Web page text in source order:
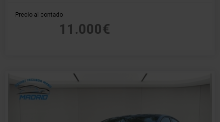
Precio al contado
11.000€